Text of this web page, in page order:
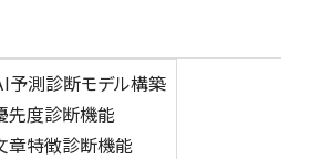
予測診断モデル構築
先度診断機能
章特徴診断機能